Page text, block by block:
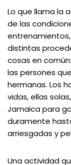
Lo que llama la
de las
distintas
cosas en
las persones
hermanas. Los
vidas, ellas
Jamaica para
duramente
arriesgadas y
Una actividad